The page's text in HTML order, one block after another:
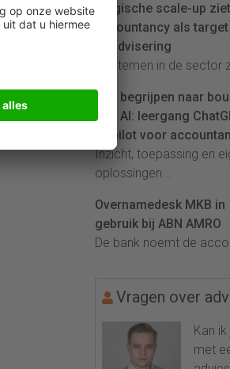
Belgische scale-up ziet
accountancy als
AI-advisering
'Systemen in de sector
Van begrijpen naar
met AI: leergang
Copilot voor
Inzicht, toepassing en
oplossingen...
Overnamedesk MKB in
gebruik bij ABN AMRO
De bank noemt de
Vragen over
Kan
met